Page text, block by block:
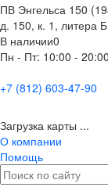
ПВ Энгельса 150
д. 150, к. 1, литера
В наличии0
Пн - Пт: 10:00 -
+7 (812) 603-47-90
Загрузка карты ...
О компании
Помощь